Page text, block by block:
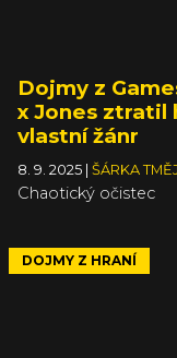
Dojmy z
x Jones ztratil
vlastní žánr
8. 9. 2025 ŠÁRKA
Chaotický očistec
DOJMY Z HRANÍ